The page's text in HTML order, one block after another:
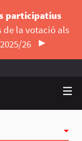
participatius
de la votació als
26